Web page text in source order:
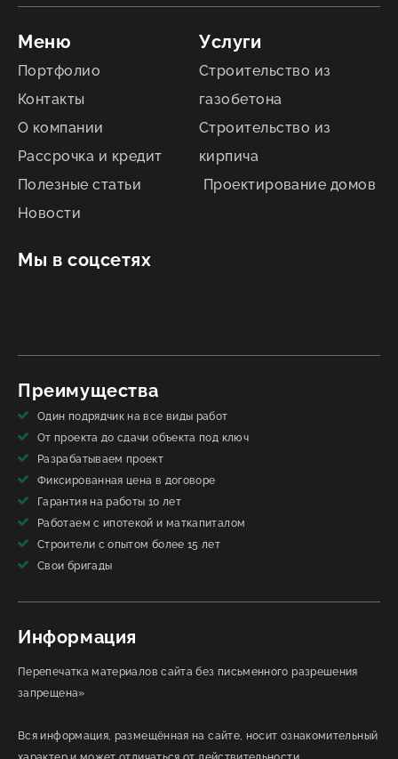
Меню
Портфолио
Контакты
О компании
Рассрочка и кредит
Полезные статьи
Новости
Мы в соцсетях
Услуги
Строительство из
газобетона
Строительство из
кирпича
Проектирование домов
Преимущества
Один подрядчик на все виды работ
От проекта до сдачи объекта под ключ
Разрабатываем проект
Фиксированная цена в договоре
Гарантия на работы 10 лет
Работаем с ипотекой и маткапиталом
Строители с опытом более 15 лет
Свои бригады
Информация
Перепечатка материалов сайта без письменного разрешения
запрещена»
Вся информация, размещённая на сайте, носит ознакомительный